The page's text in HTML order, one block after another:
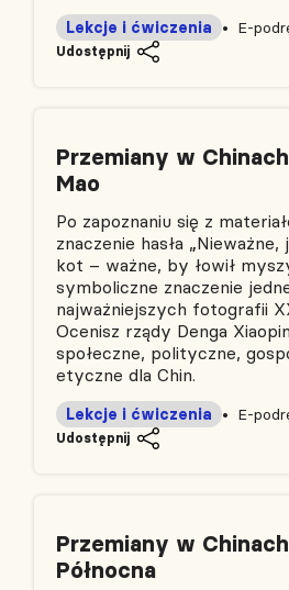
E-
Lekcje i ćwiczenia
Udostępnij
Przemiany w
Mao
Po zapoznaniu się z
znaczenie hasła
kot – ważne, by łowił
symboliczne znaczenie
najważniejszych fotografii
Ocenisz rządy Denga
społeczne, polityczne,
etyczne dla Chin.
E-
Lekcje i ćwiczenia
Udostępnij
Przemiany w
Północna